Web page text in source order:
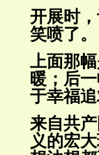
开展时
笑喷了。
上面那
暖；后
于幸福
来自共
义的宏